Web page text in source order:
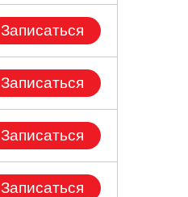
Записаться
Записаться
Записаться
Записаться